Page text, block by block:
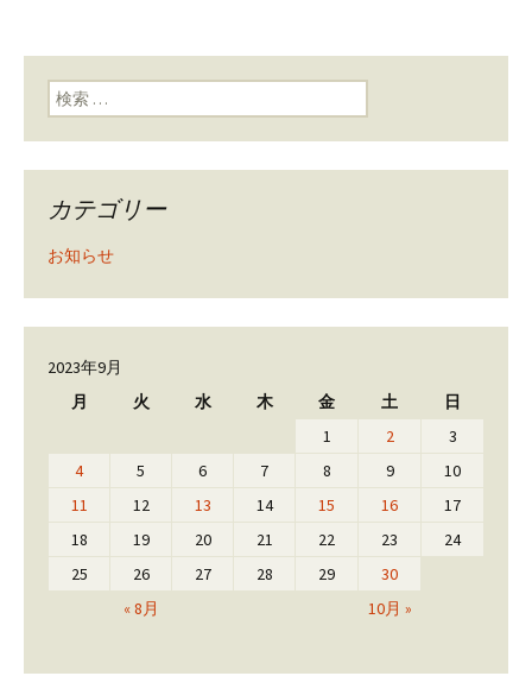
検索:
カテゴリー
お知らせ
2023年9月
月
火 水 木 金 土 日
« 8月 10月 »
1 2
3
4
5 6 7 8 9
10
11
12 13 14 15 16
17
18
19 20 21 22 23
24
25
26 27 28 29 30